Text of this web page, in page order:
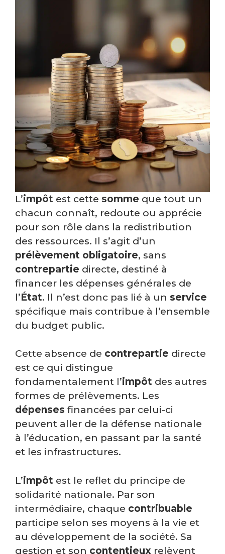
L’impôt est cette somme que tout un
chacun connaît, redoute ou apprécie
pour son rôle dans la redistribution
des ressources. Il s’agit d’un
prélèvement obligatoire, sans
contrepartie directe, destiné à
financer les dépenses générales de
l’État. Il n’est donc pas lié à un service
spécifique mais contribue à l’ensemble
du budget public.
Cette absence de contrepartie directe
est ce qui distingue
fondamentalement l’impôt des autres
formes de prélèvements. Les
dépenses financées par celui-ci
peuvent aller de la défense nationale
à l’éducation, en passant par la santé
et les infrastructures.
L’impôt est le reflet du principe de
solidarité nationale. Par son
intermédiaire, chaque contribuable
participe selon ses moyens à la vie et
au développement de la société. Sa
gestion et son contentieux relèvent